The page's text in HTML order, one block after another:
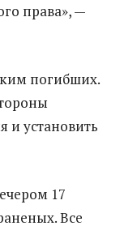
права», —
погибших.
и установить
17
Все